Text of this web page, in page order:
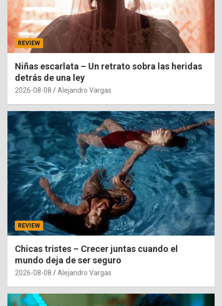
REVIEW
Niñas escarlata – Un retrato sobra las heridas
detrás de una ley
2026-08-08 Alejandro Vargas
REVIEW
Chicas tristes – Crecer juntas cuando el
mundo deja de ser seguro
2026-08-08 Alejandro Vargas